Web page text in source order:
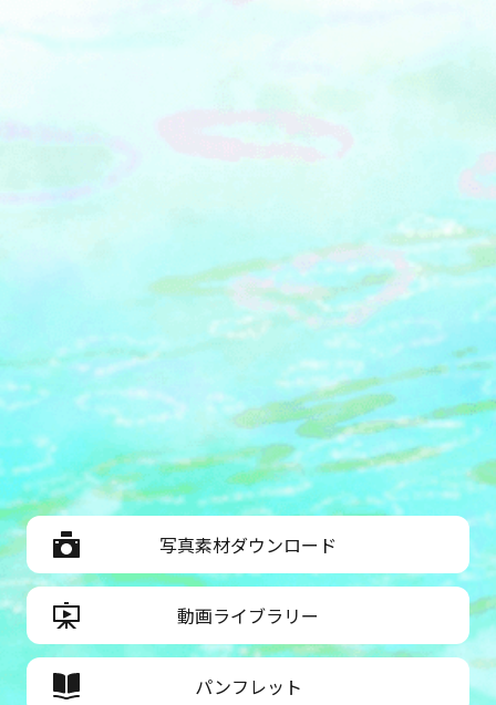
写真素材ダウンロード
動画ライブラリー
パンフレット